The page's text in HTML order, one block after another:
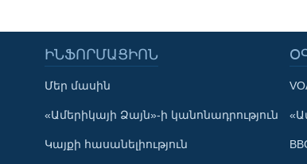
Learning English
ՀԵՏԵՒԵՔ ՄԵԶ
ԻՆՖՈՐՄԱՑԻՈՆ
Մեր մասին
«Ամերիկայի Ձայն»-ի կանոնադրություն
Կայքի հասանելիություն